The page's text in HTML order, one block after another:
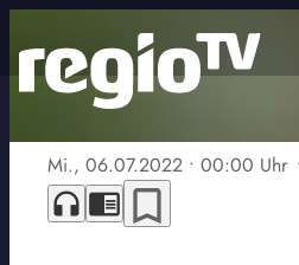
Mi., 06.07.2022 • 00:00 Uhr
headphones chrome_reader_mode bookmark_border